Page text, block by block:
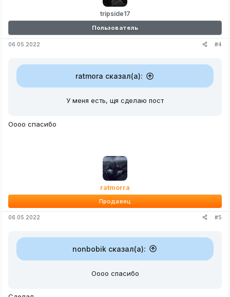
tripside17
Пользователь
06.05.2022 #4
ratmora сказал(а):
У меня есть, щя сделаю пост
Оооо спасибо
ratmorra
Продавец
06.05.2022 #5
nonbobik сказал(а):
Оооо спасибо